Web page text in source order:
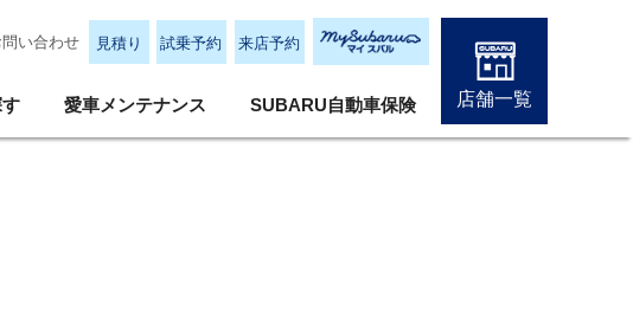
問い合わせ 見積り 試乗予約 来店予約
愛車メンテナンス SUBARU自動車保険 店舗一覧